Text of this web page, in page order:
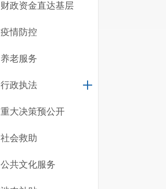
财政资金直达基层
疫情防控
养老服务
行政执法
重大决策预公开
社会救助
公共文化服务